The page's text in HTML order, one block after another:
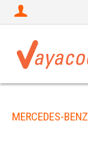
MERCEDES-BENZ